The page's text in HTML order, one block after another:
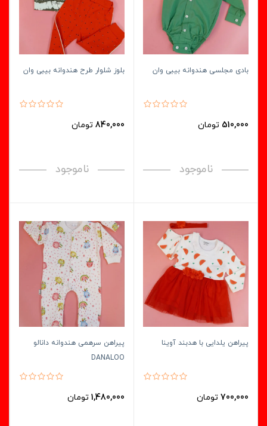
بادی مجلسی هندوانه بیبی وان
510,000 تومان
ناموجود
بلوز شلوار طرح هندوانه بیبی وان
840,000 تومان
ناموجود
پیراهن یلدایی با هدبند آوینا
700,000 تومان
پیراهن سرهمی هندوانه دانالو
DANALOO
1,480,000 تومان